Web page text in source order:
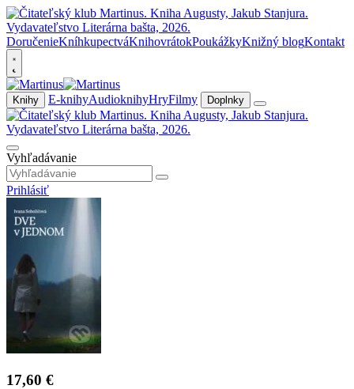
DoručenieKníhkupectváKnihovrátokPoukážkyKnižný blogKontakt
Knihy E-knihyAudioknihyHryFilmy Doplnky
Vyhľadávanie
Prihlásiť
17,60 €